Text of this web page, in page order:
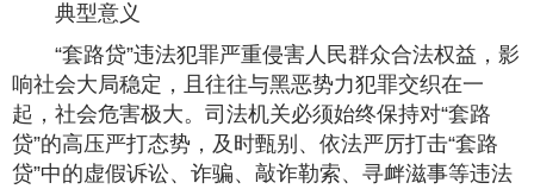
典型意义
“套路贷”违法犯罪严重侵害人民群众合法权益，影
响社会大局稳定，且往往与黑恶势力犯罪交织在一
起，社会危害极大。司法机关必须始终保持对“套路
贷”的高压严打态势，及时甄别、依法严厉打击“套路
贷”中的虚假诉讼、诈骗、敲诈勒索、寻衅滋事等违法